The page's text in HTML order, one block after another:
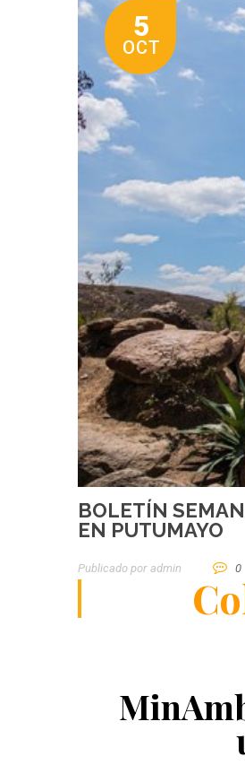
5
OCT
BOLETÍN
EN PUTUMAYO
Publicado por Admin 0